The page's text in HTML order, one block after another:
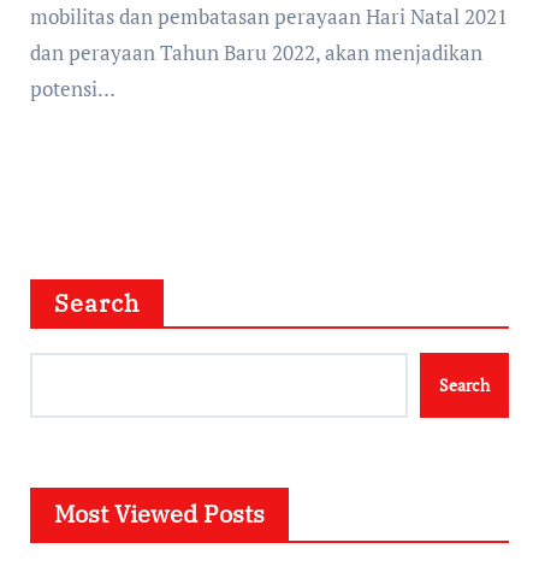
mobilitas dan pembatasan perayaan Hari Natal 2021
dan perayaan Tahun Baru 2022, akan menjadikan
potensi…
Search
Search
Most Viewed Posts